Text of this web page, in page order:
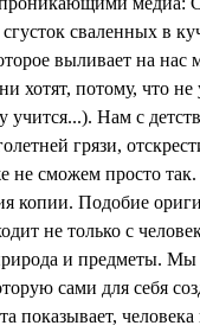
сваленных в
выливает на
хотят, потому, что
учится...). Нам с
грязи,
не сможем просто
копии. Подобие
не только с
и предметы.
сами для себя
показывает,